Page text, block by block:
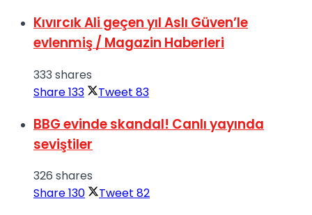
Kıvırcık Ali geçen yıl Aslı Güven’le
evlenmiş / Magazin Haberleri
333 shares
Share133 Tweet 83
BBG evinde skandal! Canlı yayında
seviştiler
326 shares
Share130 Tweet 82